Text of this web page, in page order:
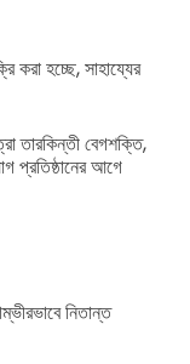
করা হচ্ছে, সাহায্যের
তারকিন্তী বেগশক্তি,
প্রতিষ্ঠানের আগে
নিতান্ত